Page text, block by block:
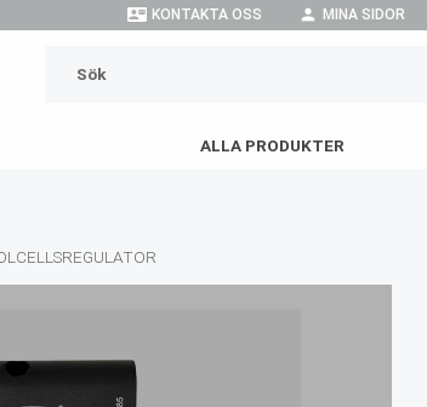
contact_mail KONTAKTA OSS person MINA SIDOR
ALLA PRODUKTER